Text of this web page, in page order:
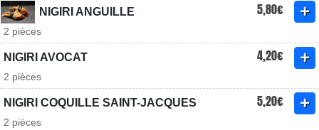
NIGIRI ANGUILLE 5,80€
2 pièces
NIGIRI AVOCAT 4,20€
2 pièces
NIGIRI COQUILLE SAINT-JACQUES 5,20€
2 pièces